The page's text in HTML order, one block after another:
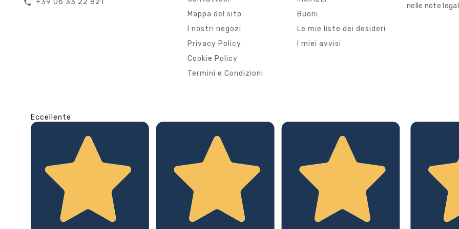
call
Mappa del sito
I nostri negozi
Privacy Policy
Cookie Policy
Termini e Condizioni
Buoni
Le mie liste dei desideri
I miei avvisi
nelle note
Eccellente